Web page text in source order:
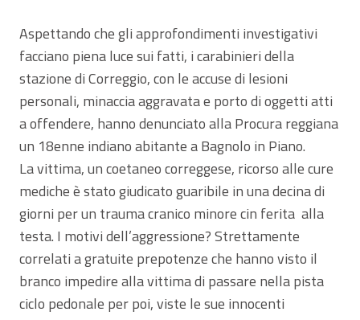
Aspettando che gli approfondimenti investigativi
facciano piena luce sui fatti, i carabinieri della
stazione di Correggio, con le accuse di lesioni
personali, minaccia aggravata e porto di oggetti atti
a offendere, hanno denunciato alla Procura reggiana
un 18enne indiano abitante a Bagnolo in Piano.
La vittima, un coetaneo correggese, ricorso alle cure
mediche è stato giudicato guaribile in una decina di
giorni per un trauma cranico minore cin ferita alla
testa. I motivi dell’aggressione? Strettamente
correlati a gratuite prepotenze che hanno visto il
branco impedire alla vittima di passare nella pista
ciclo pedonale per poi, viste le sue innocenti